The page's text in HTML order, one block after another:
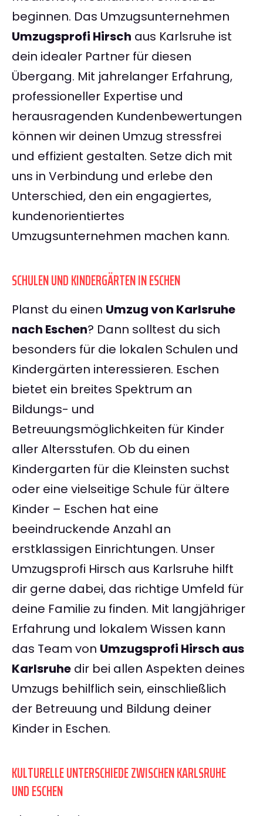
beginnen. Das Umzugsunternehmen
Umzugsprofi Hirsch aus Karlsruhe ist
dein idealer Partner für diesen
Übergang. Mit jahrelanger Erfahrung,
professioneller Expertise und
herausragenden Kundenbewertungen
können wir deinen Umzug stressfrei
und effizient gestalten. Setze dich mit
uns in Verbindung und erlebe den
Unterschied, den ein engagiertes,
kundenorientiertes
Umzugsunternehmen machen kann.
SCHULEN UND KINDERGÄRTEN IN ESCHEN
Planst du einen Umzug von Karlsruhe
nach Eschen? Dann solltest du sich
besonders für die lokalen Schulen und
Kindergärten interessieren. Eschen
bietet ein breites Spektrum an
Bildungs- und
Betreuungsmöglichkeiten für Kinder
aller Altersstufen. Ob du einen
Kindergarten für die Kleinsten suchst
oder eine vielseitige Schule für ältere
Kinder – Eschen hat eine
beeindruckende Anzahl an
erstklassigen Einrichtungen. Unser
Umzugsprofi Hirsch aus Karlsruhe hilft
dir gerne dabei, das richtige Umfeld für
deine Familie zu finden. Mit langjähriger
Erfahrung und lokalem Wissen kann
das Team von Umzugsprofi Hirsch aus
Karlsruhe dir bei allen Aspekten deines
Umzugs behilflich sein, einschließlich
der Betreuung und Bildung deiner
Kinder in Eschen.
KULTURELLE UNTERSCHIEDE ZWISCHEN KARLSRUHE
UND ESCHEN